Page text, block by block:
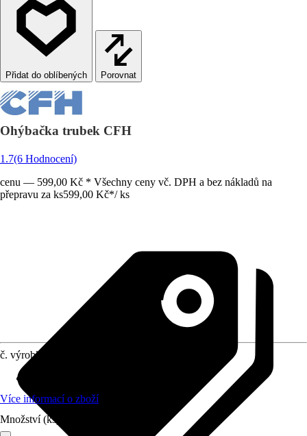
Porovnat
Ohýbačka trubek CFH
1.7(6 Hodnocení)
cenu — 599,00 Kč * Všechny ceny vč. DPH a bez nákladů na
přepravu za ks599,00 Kč*/ ks
č. výrobku
Více informací o zboží
Množství (ks)